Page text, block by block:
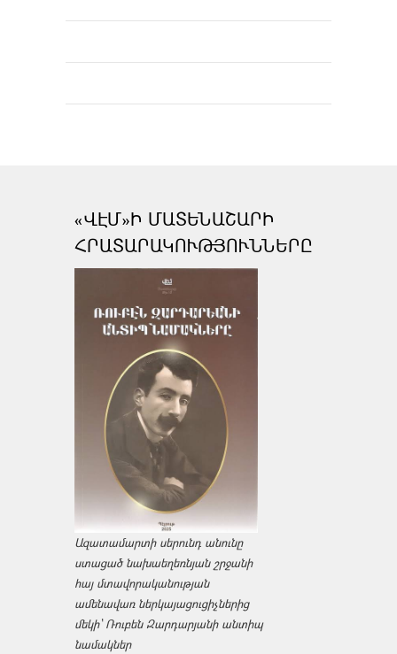
«ՎԷՄ»Ի ՄԱՏԵՆԱՇԱՐԻ
ՀՐԱՏԱՐԱԿՈՒԹՅՈՒՆՆԵՐԸ
Ազատամարտի սերունդ անունը
ստացած նախաեղեռնյան շրջանի
հայ մտավորականության
ամենավառ ներկայացուցիչներից
մեկի՝ Ռուբեն Զարդարյանի անտիպ
նամակներ